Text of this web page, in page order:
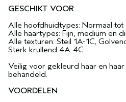
GESCHIKT VOOR
Alle hoofdhuidtypes: Normaal
Alle haartypes: Fijn, medium en
Alle texturen: Steil 1A-1C,
Sterk krullend 4A-4C.
Veilig voor gekleurd haar en
behandeld.
VOORDELEN